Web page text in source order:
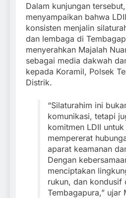
Dalam kunjungan
menyampaikan bahwa
konsisten menjalin
dan lembaga di
menyerahkan Majalah
sebagai media dakwah
kepada Koramil, Polsek
Distrik.
“Silaturahim ini
komunikasi, tetapi
komitmen LDII
mempererat
aparat keamanan
Dengan
menciptakan
rukun, dan kondusif
Tembagapura,” ujar